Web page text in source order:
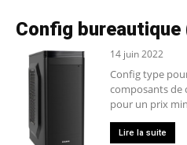
Config bureautique
14 juin 2022
Config type
composants de
pour un prix
Lire la suite